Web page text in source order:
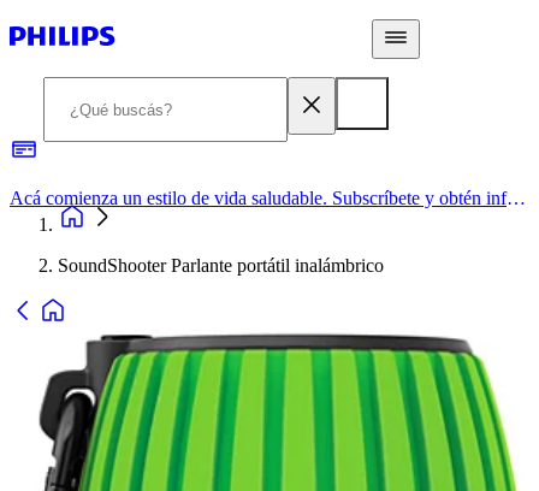
Acá comienza un estilo de vida saludable. Subscríbete y obtén información de primera mano
SoundShooter Parlante portátil inalámbrico